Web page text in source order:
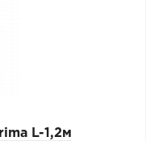
L-1,2м